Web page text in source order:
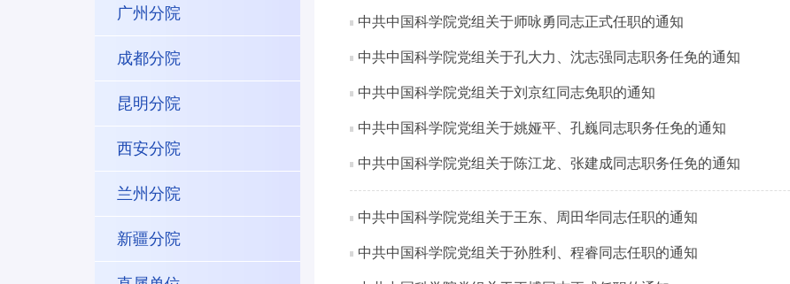
广州分院
成都分院
昆明分院
西安分院
兰州分院
新疆分院
中共中国科学院党组关于师咏勇同志正式任职的通知
中共中国科学院党组关于孔大力、沈志强同志职务任免的通知
中共中国科学院党组关于刘京红同志免职的通知
中共中国科学院党组关于姚娅平、孔巍同志职务任免的通知
中共中国科学院党组关于陈江龙、张建成同志职务任免的通知
中共中国科学院党组关于王东、周田华同志任职的通知
中共中国科学院党组关于孙胜利、程睿同志任职的通知